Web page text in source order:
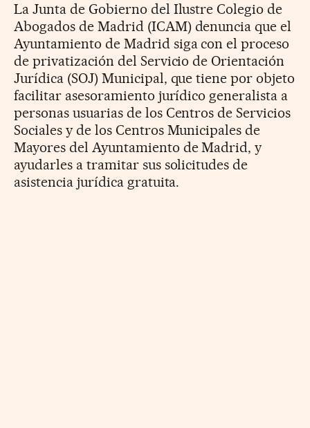
La Junta de Gobierno del Ilustre Colegio de
Abogados de Madrid (ICAM) denuncia que el
Ayuntamiento de Madrid siga con el proceso
de privatización del Servicio de Orientación
Jurídica (SOJ) Municipal, que tiene por objeto
facilitar asesoramiento jurídico generalista a
personas usuarias de los Centros de Servicios
Sociales y de los Centros Municipales de
Mayores del Ayuntamiento de Madrid, y
ayudarles a tramitar sus solicitudes de
asistencia jurídica gratuita.